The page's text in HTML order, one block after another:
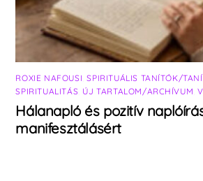
ROXIE NAFOUSI ,SPIRITUÁLIS TANÍTÓK/
SPIRITUALITÁS ÚJ TARTALOM/ARCHÍVUM ,
Hálanapló és pozitív
manifesztálásért